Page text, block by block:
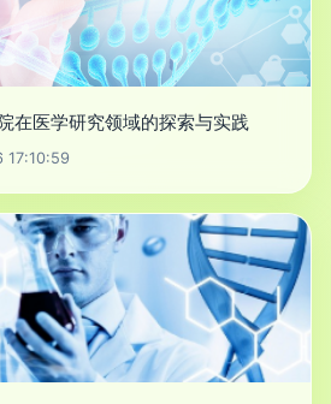
在医学研究领域的探索与实践
17:10:59